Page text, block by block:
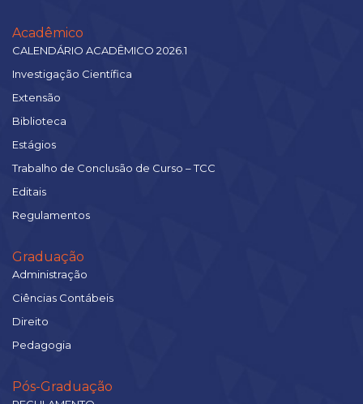
Acadêmico
CALENDÁRIO ACADÊMICO 2026.1
Investigação Científica
Extensão
Biblioteca
Estágios
Trabalho de Conclusão de Curso – TCC
Editais
Regulamentos
Graduação
Administração
Ciências Contábeis
Direito
Pedagogia
Pós-Graduação